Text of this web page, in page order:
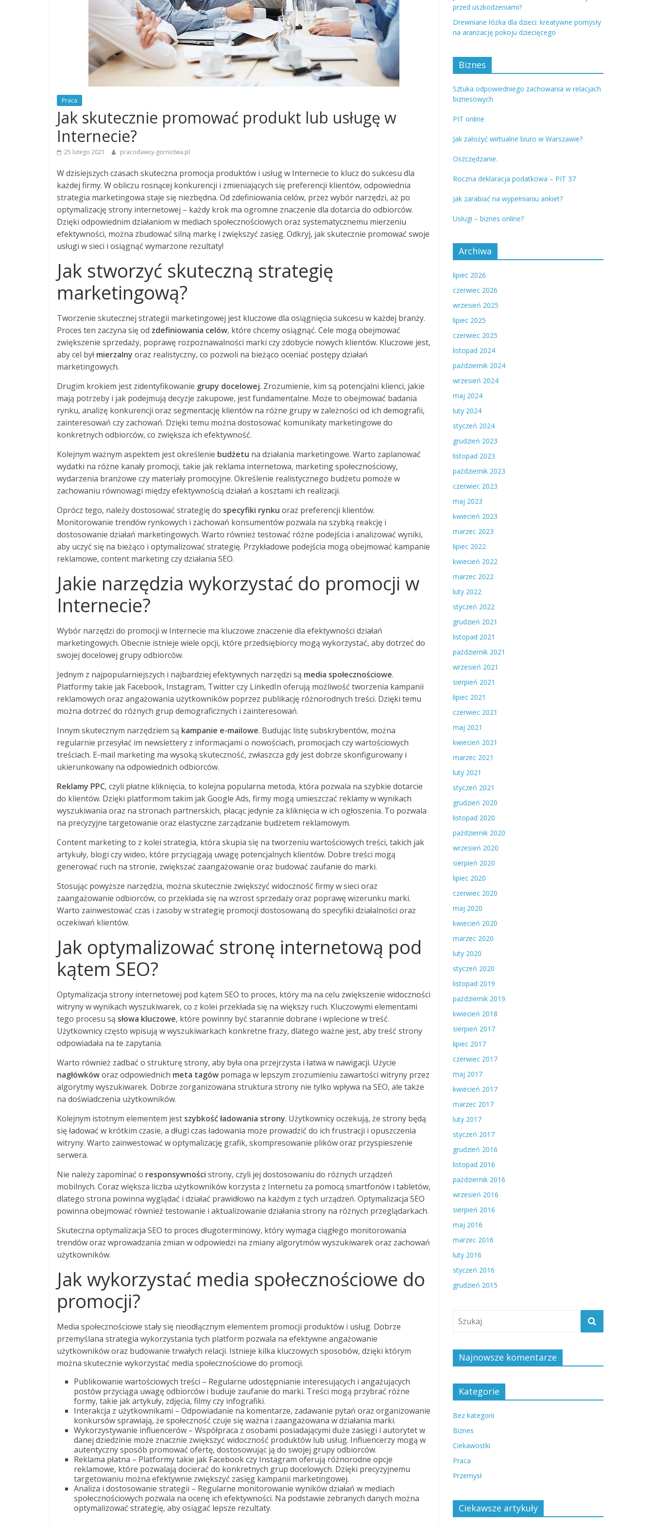
Praca
Jak skutecznie promować produkt lub usługę w
Internecie?
25 lutego 2021 pracodawcy-gornictwa.pl
W dzisiejszych czasach skuteczna promocja produktów i usług w Internecie to klucz do sukcesu dla
każdej firmy. W obliczu rosnącej konkurencji i zmieniających się preferencji klientów, odpowiednia
strategia marketingowa staje się niezbędna. Od zdefiniowania celów, przez wybór narzędzi, aż po
optymalizację strony internetowej – każdy krok ma ogromne znaczenie dla dotarcia do odbiorców.
Dzięki odpowiednim działaniom w mediach społecznościowych oraz systematycznemu mierzeniu
efektywności, można zbudować silną markę i zwiększyć zasięg. Odkryj, jak skutecznie promować swoje
usługi w sieci i osiągnąć wymarzone rezultaty!
Jak stworzyć skuteczną strategię
marketingową?
Tworzenie skutecznej strategii marketingowej jest kluczowe dla osiągnięcia sukcesu w każdej branży.
Proces ten zaczyna się od zdefiniowania celów, które chcemy osiągnąć. Cele mogą obejmować
zwiększenie sprzedaży, poprawę rozpoznawalności marki czy zdobycie nowych klientów. Kluczowe jest,
aby cel był mierzalny oraz realistyczny, co pozwoli na bieżąco oceniać postępy działań
marketingowych.
Drugim krokiem jest zidentyfikowanie grupy docelowej. Zrozumienie, kim są potencjalni klienci, jakie
mają potrzeby i jak podejmują decyzje zakupowe, jest fundamentalne. Może to obejmować badania
rynku, analizę konkurencji oraz segmentację klientów na różne grupy w zależności od ich demografii,
zainteresowań czy zachowań. Dzięki temu można dostosować komunikaty marketingowe do
konkretnych odbiorców, co zwiększa ich efektywność.
Kolejnym ważnym aspektem jest określenie budżetu na działania marketingowe. Warto zaplanować
wydatki na różne kanały promocji, takie jak reklama internetowa, marketing społecznościowy,
wydarzenia branżowe czy materiały promocyjne. Określenie realistycznego budżetu pomoże w
zachowaniu równowagi między efektywnością działań a kosztami ich realizacji.
Oprócz tego, należy dostosować strategię do specyfiki rynku oraz preferencji klientów.
Monitorowanie trendów rynkowych i zachowań konsumentów pozwala na szybką reakcję i
dostosowanie działań marketingowych. Warto również testować różne podejścia i analizować wyniki,
aby uczyć się na bieżąco i optymalizować strategię. Przykładowe podejścia mogą obejmować kampanie
reklamowe, content marketing czy działania SEO.
Jakie narzędzia wykorzystać do promocji w
Internecie?
Wybór narzędzi do promocji w Internecie ma kluczowe znaczenie dla efektywności działań
marketingowych. Obecnie istnieje wiele opcji, które przedsiębiorcy mogą wykorzystać, aby dotrzeć do
swojej docelowej grupy odbiorców.
Jednym z najpopularniejszych i najbardziej efektywnych narzędzi są media społecznościowe.
Platformy takie jak Facebook, Instagram, Twitter czy LinkedIn oferują możliwość tworzenia kampanii
reklamowych oraz angażowania użytkowników poprzez publikację różnorodnych treści. Dzięki temu
można dotrzeć do różnych grup demograficznych i zainteresowań.
Innym skutecznym narzędziem są kampanie e-mailowe. Budując listę subskrybentów, można
regularnie przesyłać im newslettery z informacjami o nowościach, promocjach czy wartościowych
treściach. E-mail marketing ma wysoką skuteczność, zwłaszcza gdy jest dobrze skonfigurowany i
ukierunkowany na odpowiednich odbiorców.
Reklamy PPC, czyli płatne kliknięcia, to kolejna popularna metoda, która pozwala na szybkie dotarcie
do klientów. Dzięki platformom takim jak Google Ads, firmy mogą umieszczać reklamy w wynikach
wyszukiwania oraz na stronach partnerskich, płacąc jedynie za kliknięcia w ich ogłoszenia. To pozwala
na precyzyjne targetowanie oraz elastyczne zarządzanie budżetem reklamowym.
Content marketing to z kolei strategia, która skupia się na tworzeniu wartościowych treści, takich jak
artykuły, blogi czy wideo, które przyciągają uwagę potencjalnych klientów. Dobre treści mogą
generować ruch na stronie, zwiększać zaangażowanie oraz budować zaufanie do marki.
Stosując powyższe narzędzia, można skutecznie zwiększyć widoczność firmy w sieci oraz
zaangażowanie odbiorców, co przekłada się na wzrost sprzedaży oraz poprawę wizerunku marki.
Warto zainwestować czas i zasoby w strategię promocji dostosowaną do specyfiki działalności oraz
oczekiwań klientów.
Jak optymalizować stronę internetową pod
kątem SEO?
Optymalizacja strony internetowej pod kątem SEO to proces, który ma na celu zwiększenie widoczności
witryny w wynikach wyszukiwarek, co z kolei przekłada się na większy ruch. Kluczowymi elementami
tego procesu są słowa kluczowe, które powinny być starannie dobrane i wplecione w treść.
Użytkownicy często wpisują w wyszukiwarkach konkretne frazy, dlatego ważne jest, aby treść strony
odpowiadała na te zapytania.
Warto również zadbać o strukturę strony, aby była ona przejrzysta i łatwa w nawigacji. Użycie
nagłówkóworaz odpowiednich meta tagów pomaga w lepszym zrozumieniu zawartości witryny przez
algorytmy wyszukiwarek. Dobrze zorganizowana struktura strony nie tylko wpływa na SEO, ale także
na doświadczenia użytkowników.
Kolejnym istotnym elementem jest szybkość ładowania strony. Użytkownicy oczekują, że strony będą
się ładować w krótkim czasie, a długi czas ładowania może prowadzić do ich frustracji i opuszczenia
witryny. Warto zainwestować w optymalizację grafik, skompresowanie plików oraz przyspieszenie
serwera.
Nie należy zapominać o responsywności strony, czyli jej dostosowaniu do różnych urządzeń
mobilnych. Coraz większa liczba użytkowników korzysta z Internetu za pomocą smartfonów i tabletów,
dlatego strona powinna wyglądać i działać prawidłowo na każdym z tych urządzeń. Optymalizacja SEO
powinna obejmować również testowanie i aktualizowanie działania strony na różnych przeglądarkach.
Skuteczna optymalizacja SEO to proces długoterminowy, który wymaga ciągłego monitorowania
trendów oraz wprowadzania zmian w odpowiedzi na zmiany algorytmów wyszukiwarek oraz zachowań
użytkowników.
Jak wykorzystać media społecznościowe do
promocji?
Media społecznościowe stały się nieodłącznym elementem promocji produktów i usług. Dobrze
przemyślana strategia wykorzystania tych platform pozwala na efektywne angażowanie
użytkowników oraz budowanie trwałych relacji. Istnieje kilka kluczowych sposobów, dzięki którym
można skutecznie wykorzystać media społecznościowe do promocji.
Publikowanie wartościowych treści – Regularne udostępnianie interesujących i angażujących
postów przyciąga uwagę odbiorców i buduje zaufanie do marki. Treści mogą przybrać różne
formy, takie jak artykuły, zdjęcia, filmy czy infografiki.
Interakcja z użytkownikami – Odpowiadanie na komentarze, zadawanie pytań oraz organizowanie
konkursów sprawiają, że społeczność czuje się ważna i zaangażowana w działania marki.
Wykorzystywanie influencerów – Współpraca z osobami posiadającymi duże zasięgi i autorytet w
danej dziedzinie może znacznie zwiększyć widoczność produktów lub usług. Influencerzy mogą w
autentyczny sposób promować ofertę, dostosowując ją do swojej grupy odbiorców.
Reklama płatna – Platformy takie jak Facebook czy Instagram oferują różnorodne opcje
reklamowe, które pozwalają docierać do konkretnych grup docelowych. Dzięki precyzyjnemu
targetowaniu można efektywnie zwiększyć zasięg kampanii marketingowej.
Analiza i dostosowanie strategii – Regularne monitorowanie wyników działań w mediach
społecznościowych pozwala na ocenę ich efektywności. Na podstawie zebranych danych można
optymalizować strategię, aby osiągać lepsze rezultaty.
przed uszkodzeniami?
Drewniane łóżka dla dzieci: kreatywne pomysły
na aranżację pokoju dziecięcego
Biznes
Sztuka odpowiedniego zachowania w relacjach
biznesowych
PIT online
Jak założyć wirtualne biuro w Warszawie?
Oszczędzanie.
Roczna deklaracja podatkowa – PIT 37
Jak zarabiać na wypełnianiu ankiet?
Usługi – biznes online?
Archiwa
lipiec 2026
czerwiec 2026
wrzesień 2025
lipiec 2025
czerwiec 2025
listopad 2024
październik 2024
wrzesień 2024
maj 2024
luty 2024
styczeń 2024
grudzień 2023
listopad 2023
październik 2023
czerwiec 2023
maj 2023
kwiecień 2023
marzec 2023
lipiec 2022
kwiecień 2022
marzec 2022
luty 2022
styczeń 2022
grudzień 2021
listopad 2021
październik 2021
wrzesień 2021
sierpień 2021
lipiec 2021
czerwiec 2021
maj 2021
kwiecień 2021
marzec 2021
luty 2021
styczeń 2021
grudzień 2020
listopad 2020
październik 2020
wrzesień 2020
sierpień 2020
lipiec 2020
czerwiec 2020
maj 2020
kwiecień 2020
marzec 2020
luty 2020
styczeń 2020
listopad 2019
październik 2019
kwiecień 2018
sierpień 2017
lipiec 2017
czerwiec 2017
maj 2017
kwiecień 2017
marzec 2017
luty 2017
styczeń 2017
grudzień 2016
listopad 2016
październik 2016
wrzesień 2016
sierpień 2016
maj 2016
marzec 2016
luty 2016
styczeń 2016
grudzień 2015
Najnowsze komentarze
Kategorie
Bez kategorii
Biznes
Ciekawostki
Praca
Przemysł
Ciekawsze artykuły